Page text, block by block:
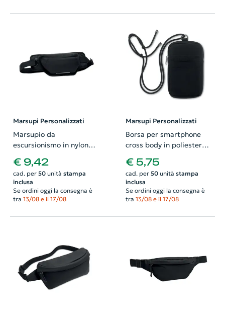
Marsupi Personalizzati
Marsupio da
escursionismo in nylon
fodera in poliestere 210D
€ 9,42
cad. per 50unità stampa
inclusa
Se ordini oggi la consegna è
tra 13/08 e il 17/08
Marsupi Personalizzati
Borsa per smartphone
cross body in poliestere
€ 5,75
cad. per 50unità stampa
inclusa
Se ordini oggi la consegna è
tra 13/08 e il 17/08